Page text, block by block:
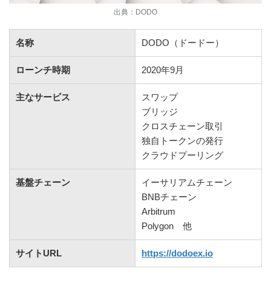
出典：DODO
名称 DODO（ドードー）
ローンチ時期 2020年9月
主なサービス
スワップ
ブリッジ
クロスチェーン取引
独自トークンの発行
クラウドプーリング
基盤チェーン
イーサリアムチェーン
BNBチェーン
Arbitrum
Polygon 他
サイトURL https://dodoex.io